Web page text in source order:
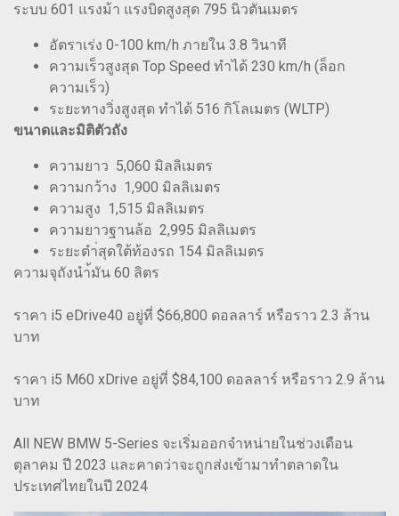
ระบบ 601 แรงม้า แรงบิดสูงสุด 795 นิวตันเมตร
อัตราเร่ง 0-100 km/h ภายใน 3.8 วินาที
ความเร็วสูงสุด Top Speed ทำได้ 230 km/h (ล็อก
ความเร็ว)
ระยะทางวิ่งสูงสุด ทำได้ 516 กิโลเมตร (WLTP)
ขนาดและมิติตัวถัง
ความยาว 5,060 มิลลิเมตร
ความกว้าง 1,900 มิลลิเมตร
ความสูง 1,515 มิลลิเมตร
ความยาวฐานล้อ 2,995 มิลลิเมตร
ระยะตำ่สุดใต้ท้องรถ 154 มิลลิเมตร
ความจุถังนำ้มัน 60 ลิตร
ราคา i5 eDrive40 อยู่ที่ $66,800 ดอลลาร์ หรือราว 2.3 ล้าน
บาท
ราคา i5 M60 xDrive อยู่ที่ $84,100 ดอลลาร์ หรือราว 2.9 ล้าน
บาท
All NEW BMW 5-Series จะเริ่มออกจำหน่ายในช่วงเดือน
ตุลาคม ปี 2023 และคาดว่าจะถูกส่งเข้ามาทำตลาดใน
ประเทศไทยในปี 2024